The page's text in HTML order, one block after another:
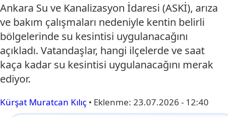
Ankara Su ve Kanalizasyon İdaresi (ASKİ), arıza
ve bakım çalışmaları nedeniyle kentin belirli
bölgelerinde su kesintisi uygulanacağını
açıkladı. Vatandaşlar, hangi ilçelerde ve saat
kaça kadar su kesintisi uygulanacağını merak
ediyor.
Kürşat Muratcan Kılıç • Eklenme: 23.07.2026 - 12:40